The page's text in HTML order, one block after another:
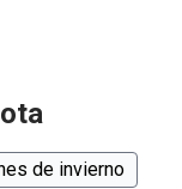
de invierno